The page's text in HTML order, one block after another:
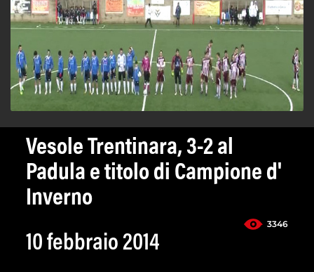
Vesole Trentinara, 3-2 al
Padula e titolo di Campione d'
Inverno
3346
10 febbraio 2014